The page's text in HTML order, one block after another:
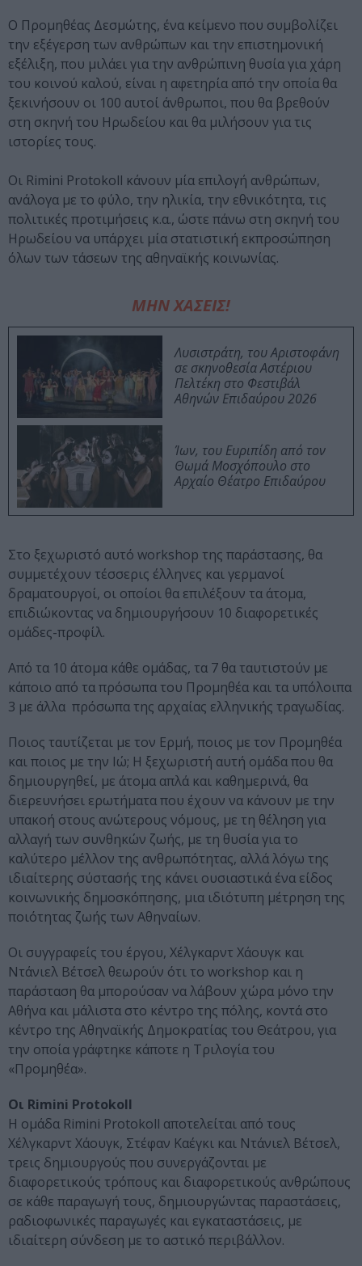
Ο Προμηθέας Δεσμώτης, ένα κείμενο που συμβολίζει
την εξέγερση των ανθρώπων και την επιστημονική
εξέλιξη, που μιλάει για την ανθρώπινη θυσία για χάρη
του κοινού καλού, είναι η αφετηρία από την οποία θα
ξεκινήσουν οι 100 αυτοί άνθρωποι, που θα βρεθούν
στη σκηνή του Ηρωδείου και θα μιλήσουν για τις
ιστορίες τους.
Οι Rimini Protokoll κάνουν μία επιλογή ανθρώπων,
ανάλογα με το φύλο, την ηλικία, την εθνικότητα, τις
πολιτικές προτιμήσεις κ.α., ώστε πάνω στη σκηνή του
Ηρωδείου να υπάρχει μία στατιστική εκπροσώπηση
όλων των τάσεων της αθηναϊκής κοινωνίας.
ΜΗΝ ΧΑΣΕΙΣ!
Λυσιστράτη, του Αριστοφάνη
σε σκηνοθεσία Αστέριου
Πελτέκη στο Φεστιβάλ
Αθηνών Επιδαύρου 2026
Ίων, του Ευριπίδη από τον
Θωμά Μοσχόπουλο στο
Αρχαίο Θέατρο Επιδαύρου
Στο ξεχωριστό αυτό workshop της παράστασης, θα
συμμετέχουν τέσσερις έλληνες και γερμανοί
δραματουργοί, οι οποίοι θα επιλέξουν τα άτομα,
επιδιώκοντας να δημιουργήσουν 10 διαφορετικές
ομάδες-προφίλ.
Από τα 10 άτομα κάθε ομάδας, τα 7 θα ταυτιστούν με
κάποιο από τα πρόσωπα του Προμηθέα και τα υπόλοιπα
3 με άλλα πρόσωπα της αρχαίας ελληνικής τραγωδίας.
Ποιος ταυτίζεται με τον Ερμή, ποιος με τον Προμηθέα
και ποιος με την Ιώ; Η ξεχωριστή αυτή ομάδα που θα
δημιουργηθεί, με άτομα απλά και καθημερινά, θα
διερευνήσει ερωτήματα που έχουν να κάνουν με την
υπακοή στους ανώτερους νόμους, με τη θέληση για
αλλαγή των συνθηκών ζωής, με τη θυσία για το
καλύτερο μέλλον της ανθρωπότητας, αλλά λόγω της
ιδιαίτερης σύστασής της κάνει ουσιαστικά ένα είδος
κοινωνικής δημοσκόπησης, μια ιδιότυπη μέτρηση της
ποιότητας ζωής των Αθηναίων.
Οι συγγραφείς του έργου, Χέλγκαρντ Χάουγκ και
Ντάνιελ Βέτσελ θεωρούν ότι το workshop και η
παράσταση θα μπορούσαν να λάβουν χώρα μόνο την
Αθήνα και μάλιστα στο κέντρο της πόλης, κοντά στο
κέντρο της Αθηναϊκής Δημοκρατίας του Θεάτρου, για
την οποία γράφτηκε κάποτε η Τριλογία του
«Προμηθέα».
Οι Rimini Protokoll
Η ομάδα Rimini Protokoll αποτελείται από τους
Χέλγκαρντ Χάουγκ, Στέφαν Καέγκι και Ντάνιελ Βέτσελ,
τρεις δημιουργούς που συνεργάζονται με
διαφορετικούς τρόπους και διαφορετικούς ανθρώπους
σε κάθε παραγωγή τους, δημιουργώντας παραστάσεις,
ραδιοφωνικές παραγωγές και εγκαταστάσεις, με
ιδιαίτερη σύνδεση με το αστικό περιβάλλον.